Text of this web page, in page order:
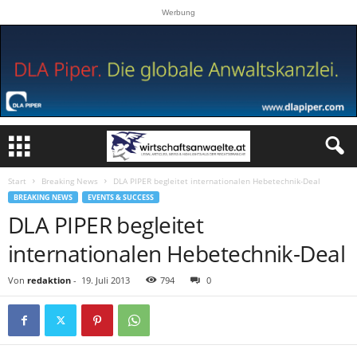
Werbung
Start Breaking News DLA PIPER begleitet internationalen Hebetechnik-Deal
BREAKING NEWS EVENTS & SUCCESS
DLA PIPER begleitet
internationalen Hebetechnik-Deal
Von redaktion - 19. Juli 2013 794 0